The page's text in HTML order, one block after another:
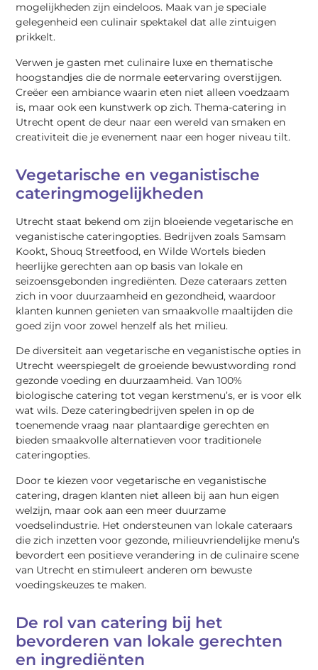
mogelijkheden zijn eindeloos. Maak van je speciale
gelegenheid een culinair spektakel dat alle zintuigen
prikkelt.
Verwen je gasten met culinaire luxe en thematische
hoogstandjes die de normale eetervaring overstijgen.
Creëer een ambiance waarin eten niet alleen voedzaam
is, maar ook een kunstwerk op zich. Thema-catering in
Utrecht opent de deur naar een wereld van smaken en
creativiteit die je evenement naar een hoger niveau tilt.
Vegetarische en veganistische
cateringmogelijkheden
Utrecht staat bekend om zijn bloeiende vegetarische en
veganistische cateringopties. Bedrijven zoals Samsam
Kookt, Shouq Streetfood, en Wilde Wortels bieden
heerlijke gerechten aan op basis van lokale en
seizoensgebonden ingrediënten. Deze cateraars zetten
zich in voor duurzaamheid en gezondheid, waardoor
klanten kunnen genieten van smaakvolle maaltijden die
goed zijn voor zowel henzelf als het milieu.
De diversiteit aan vegetarische en veganistische opties in
Utrecht weerspiegelt de groeiende bewustwording rond
gezonde voeding en duurzaamheid. Van 100%
biologische catering tot vegan kerstmenu’s, er is voor elk
wat wils. Deze cateringbedrijven spelen in op de
toenemende vraag naar plantaardige gerechten en
bieden smaakvolle alternatieven voor traditionele
cateringopties.
Door te kiezen voor vegetarische en veganistische
catering, dragen klanten niet alleen bij aan hun eigen
welzijn, maar ook aan een meer duurzame
voedselindustrie. Het ondersteunen van lokale cateraars
die zich inzetten voor gezonde, milieuvriendelijke menu’s
bevordert een positieve verandering in de culinaire scene
van Utrecht en stimuleert anderen om bewuste
voedingskeuzes te maken.
De rol van catering bij het
bevorderen van lokale gerechten
en ingrediënten